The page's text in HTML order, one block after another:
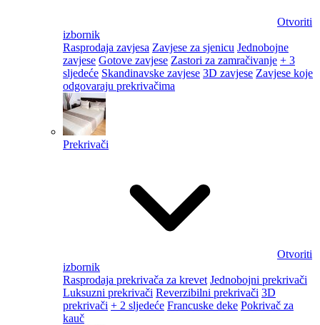
Otvoriti
izbornik
Rasprodaja zavjesa Zavjese za sjenicu Jednobojne
zavjese Gotove zavjese Zastori za zamračivanje + 3
sljedeće Skandinavske zavjese 3D zavjese Zavjese koje
odgovaraju prekrivačima
Prekrivači
Otvoriti
izbornik
Rasprodaja prekrivača za krevet Jednobojni prekrivači
Luksuzni prekrivači Reverzibilni prekrivači 3D
prekrivači + 2 sljedeće Francuske deke Pokrivač za
kauč